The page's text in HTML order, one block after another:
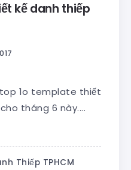
kế danh thiếp
1o template thiết
tháng 6 này....
Thiếp TPHCM